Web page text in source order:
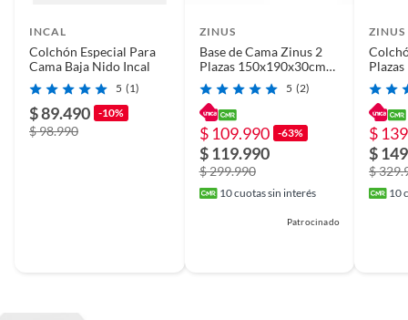
INCAL
Colchón Especial Para
Cama Baja Nido Incal
5 (1)
$ 89.490 -10%
$ 98.990
ZINUS
Base de Cama Zinus 2
Plazas 150x190x30cm
Ellie
5 (2)
$ 109.990 -63%
$ 119.990
$ 299.990
10cuotas sin interés
Patrocinado
ZINUS
$
$
$
10